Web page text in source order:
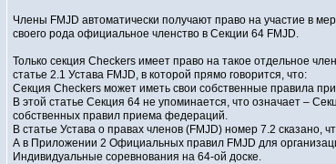
Члены FMJD автоматически получают право на участие в
своего рода официальное членство в Секции 64 FMJD.
Только секция Checkers имеет право на такое отдельное
статье 2.1 Устава FMJD, в которой прямо говорится, что:
Секция Checkers может иметь свои собственные правила
В этой статье Секция 64 не упоминается, что означает –
собственных правил приема федераций.
В статье Устава о правах членов (FMJD) номер 7.2
А в Приложении 2 Официальных правил FMJD для
Индивидуальные соревнования на 64-ой доске.